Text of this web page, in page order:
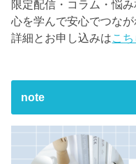
限定配信・コラム・悩
心を学んで安心でつな
詳細とお申し込みは こち
note